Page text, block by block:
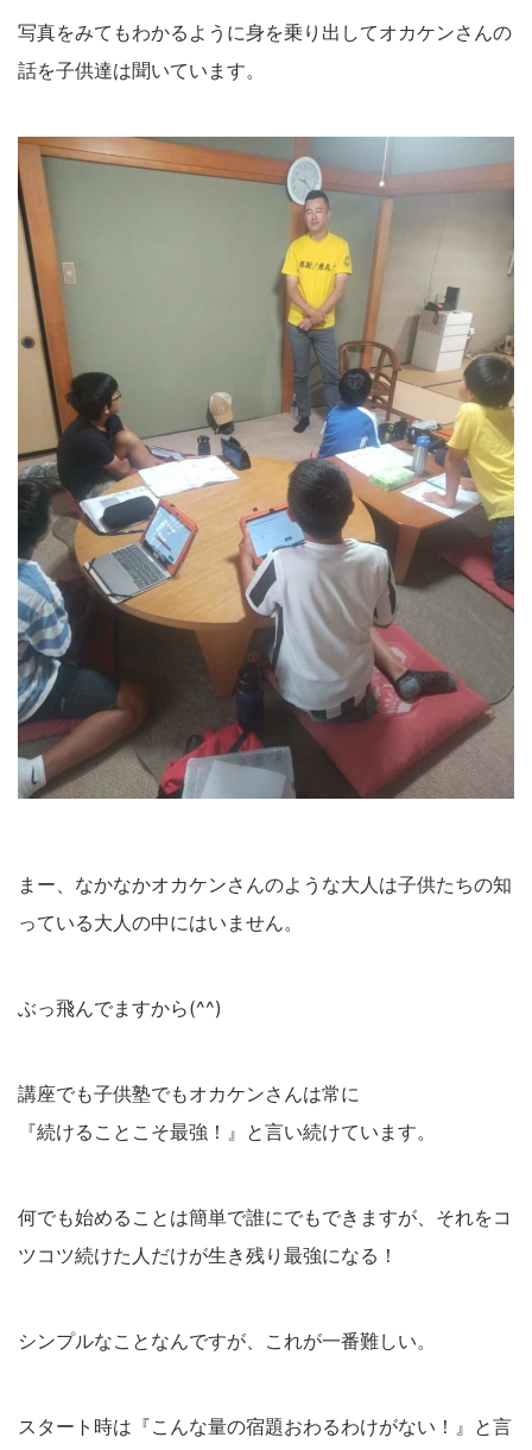
写真をみてもわかるように身を乗り出してオカケンさんの
話を子供達は聞いています。
まー、なかなかオカケンさんのような大人は子供たちの知
っている大人の中にはいません。
ぶっ飛んでますから(^^)
講座でも子供塾でもオカケンさんは常に
『続けることこそ最強！』と言い続けています。
何でも始めることは簡単で誰にでもできますが、それをコ
ツコツ続けた人だけが生き残り最強になる！
シンプルなことなんですが、これが一番難しい。
スタート時は『こんな量の宿題おわるわけがない！』と言